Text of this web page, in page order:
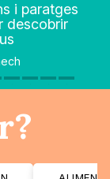
i paratges
descobrir